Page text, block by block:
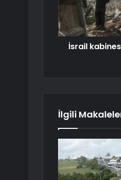
İsrail
İlgili